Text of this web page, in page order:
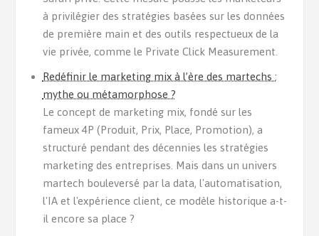
à privilégier des stratégies basées sur les données
de première main et des outils respectueux de la
vie privée, comme le Private Click Measurement.
Redéfinir le marketing mix à l’ère des martechs :
mythe ou métamorphose ?
Le concept de marketing mix, fondé sur les
fameux 4P (Produit, Prix, Place, Promotion), a
structuré pendant des décennies les stratégies
marketing des entreprises. Mais dans un univers
martech bouleversé par la data, l'automatisation,
l'IA et l'expérience client, ce modèle historique a-t-
il encore sa place ?